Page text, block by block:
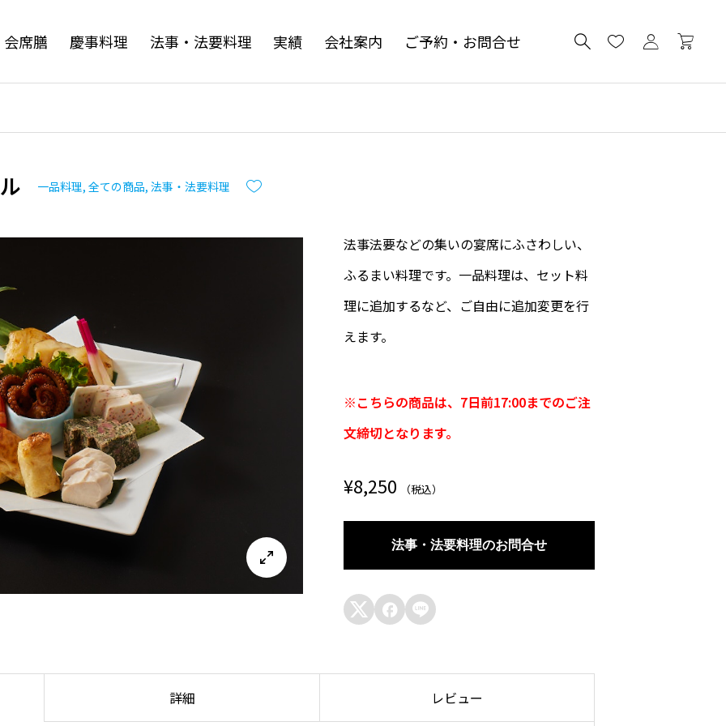
席膳 慶事料理 法事・法要料理 実績 会社案内 ご予約・お問合せ
一品料理, 全ての商品, 法事・法要料理

法事法要などの集いの宴席にふさわしい、
ふるまい料理です。一品料理は、セット料
理に追加するなど、ご自由に追加変更を行
えます。
※こちらの商品は、7日前17:00までのご注
文締切となります。
¥8,250 （税込）
法事・法要料理のお問合せ
  
詳細 レビュー